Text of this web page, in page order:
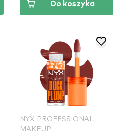
Do koszyka
NYX PROFESSIONAL
MAKEUP